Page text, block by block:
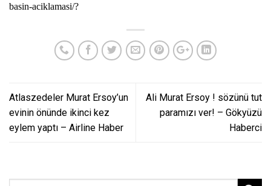
basin-aciklamasi/?
Atlaszedeler Murat Ersoy’un
evinin önünde ikinci kez
eylem yaptı – Airline Haber
Ali Murat Ersoy ! sözünü tut
paramızı ver! – Gökyüzü
Haberci